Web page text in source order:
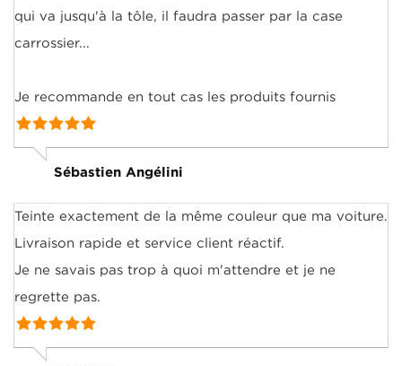
qui va jusqu'à la tôle, il faudra passer par la case
carrossier...
Je recommande en tout cas les produits fournis
Sébastien Angélini
Teinte exactement de la même couleur que ma voiture.
Livraison rapide et service client réactif.
Je ne savais pas trop à quoi m'attendre et je ne
regrette pas.